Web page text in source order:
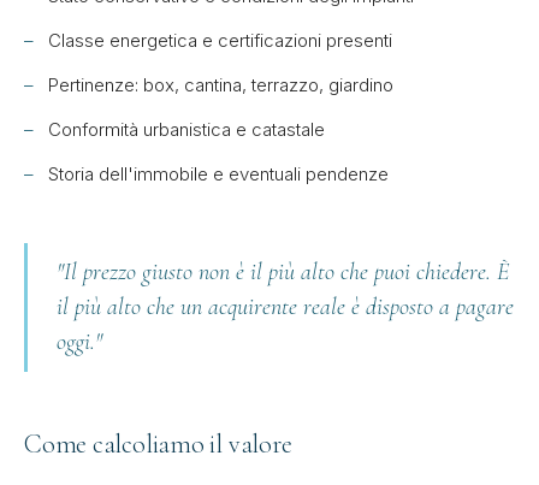
Classe energetica e certificazioni presenti
Pertinenze: box, cantina, terrazzo, giardino
Conformità urbanistica e catastale
Storia dell'immobile e eventuali pendenze
"Il prezzo giusto non è il più alto che puoi chiedere. È
il più alto che un acquirente reale è disposto a pagare
oggi."
Come calcoliamo il valore